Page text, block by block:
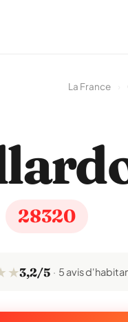
La France
28320
★3,2/5 5 avis